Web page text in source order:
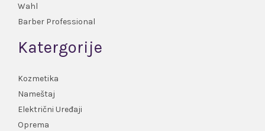
Wahl
Barber Professional
Katergorije
Kozmetika
Nameštaj
Električni Uređaji
Oprema